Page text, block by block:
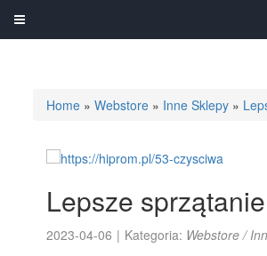
Home »Webstore » Inne Sklepy »
Lepsze sprzątanie
2023-04-06 | Kategoria: Webstore /